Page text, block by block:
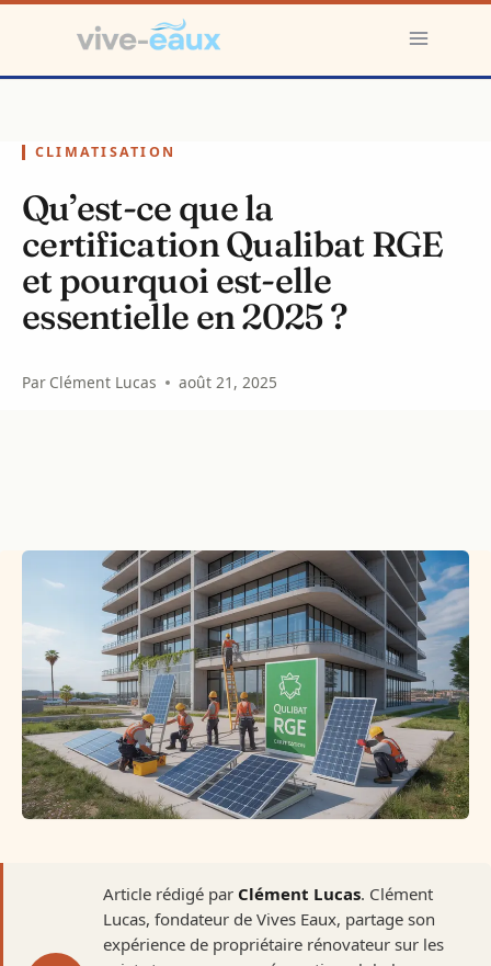
contenu
CLIMATISATION
Qu’est-ce que la
certification Qualibat RGE
et pourquoi est-elle
essentielle en 2025 ?
Par Clément Lucas août 21, 2025
Article rédigé par Clément Lucas. Clément
Lucas, fondateur de Vives Eaux, partage son
expérience de propriétaire rénovateur sur les